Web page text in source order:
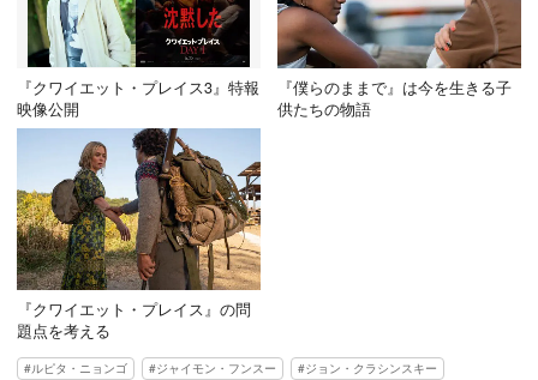
『クワイエット・プレイス3』特報
映像公開
『僕らのままで』は今を生きる子
供たちの物語
『クワイエット・プレイス』の問
題点を考える
ルピタ・ニョンゴ ジャイモン・フンスー
ジョン・クラシンスキー